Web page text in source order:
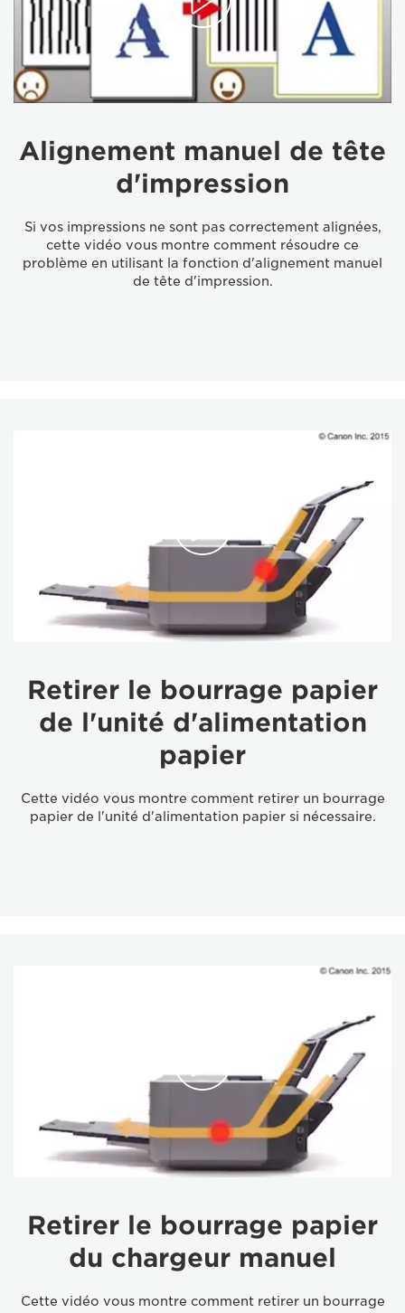
Alignement manuel de tête
d'impression
Si vos impressions ne sont pas correctement alignées,
cette vidéo vous montre comment résoudre ce
problème en utilisant la fonction d'alignement manuel
de tête d'impression.
Retirer le bourrage papier
de l'unité d'alimentation
papier
Cette vidéo vous montre comment retirer un bourrage
papier de l'unité d'alimentation papier si nécessaire.
Retirer le bourrage papier
du chargeur manuel
Cette vidéo vous montre comment retirer un bourrage